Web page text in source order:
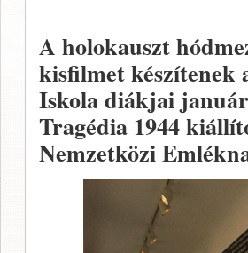
A holokauszt
kisfilmet készítenek
Iskola diákjai
Tragédia 1944
Nemzetközi